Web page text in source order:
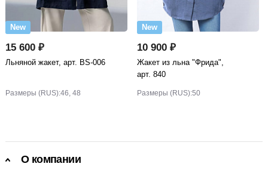
New
15 600 ₽
Льняной жакет, арт. BS-006
Размеры (RUS):46, 48
New
10 900 ₽
Жакет из льна "Фрида",
арт. 840
Размеры (RUS):50
О компании